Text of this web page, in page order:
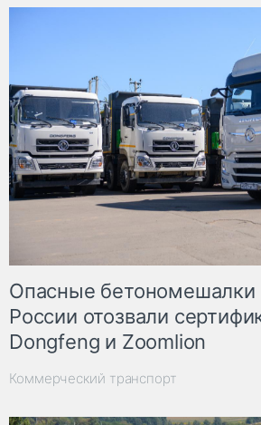
Опасные бетономешалки
России отозвали
Dongfeng и Zoomlion
Коммерческий транспорт